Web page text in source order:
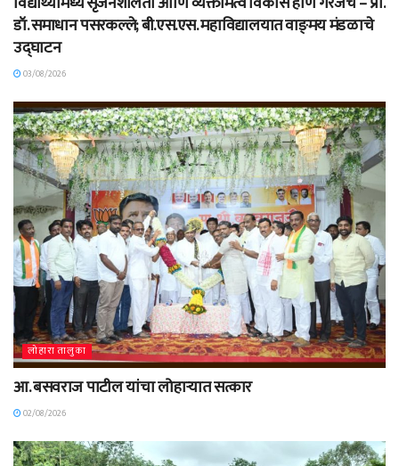
डॉ. समाधान पसरकल्ले; बी.एस.एस. महाविद्यालयात वाङ्‌मय मंडळाचे
उद्घाटन
03/08/2026
लोहारा तालुका
आ. बसवराज पाटील यांचा लोहाऱ्यात सत्कार
02/08/2026